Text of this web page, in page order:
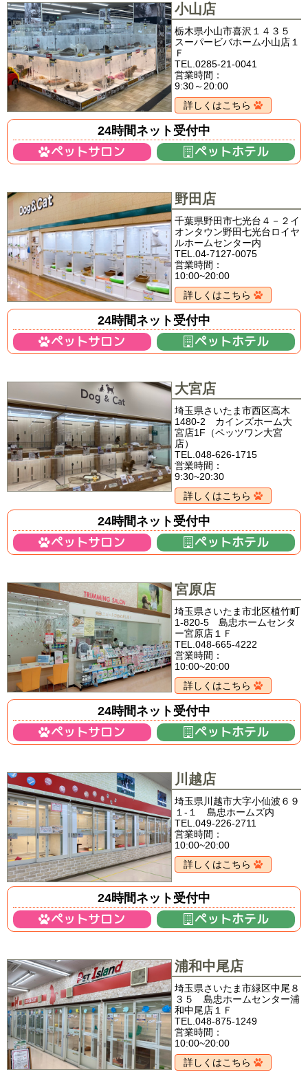
小山店
栃木県小山市喜沢１４３５
スーパービバホーム小山店１
Ｆ
TEL.0285-21-0041
営業時間：
9:30～20:00
詳しくはこちら
24時間ネット受付中
ペットサロン ペットホテル
野田店
千葉県野田市七光台４－２イ
オンタウン野田七光台ロイヤ
ルホームセンター内
TEL.04-7127-0075
営業時間：
10:00~20:00
詳しくはこちら
24時間ネット受付中
ペットサロン ペットホテル
大宮店
埼玉県さいたま市西区高木
1480-2 カインズホーム大
宮店1F（ペッツワン大宮
店）
TEL.048-626-1715
営業時間：
9:30~20:30
詳しくはこちら
24時間ネット受付中
ペットサロン ペットホテル
宮原店
埼玉県さいたま市北区植竹町
1-820-5 島忠ホームセンタ
ー宮原店１Ｆ
TEL.048-665-4222
営業時間：
10:00~20:00
詳しくはこちら
24時間ネット受付中
ペットサロン ペットホテル
川越店
埼玉県川越市大字小仙波６９
１-１ 島忠ホームズ内
TEL.049-226-2711
営業時間：
10:00~20:00
詳しくはこちら
24時間ネット受付中
ペットサロン ペットホテル
浦和中尾店
埼玉県さいたま市緑区中尾８
３５ 島忠ホームセンター浦
和中尾店１Ｆ
TEL.048-875-1249
営業時間：
10:00~20:00
詳しくはこちら